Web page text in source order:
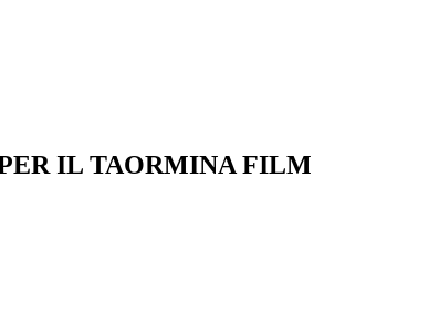
IL TAORMINA FILM